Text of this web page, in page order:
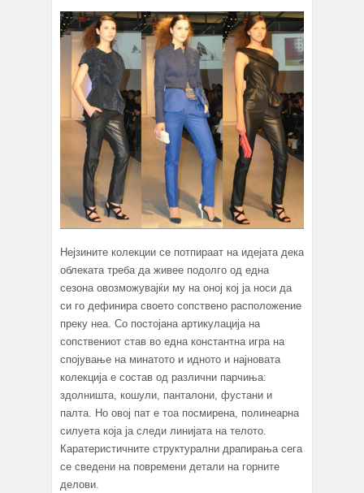
Нејзините колекции се потпираат на идејата дека
облеката треба да живее подолго од една
сезона овозможувајќи му на оној кој ја носи да
си го дефинира своето сопствено расположение
преку неа. Со постојана артикулација на
сопствениот став во една константна игра на
спојување на минатото и идното и најновата
колекција е состав од различни парчиња:
здолништа, кошули, панталони, фустани и
палта. Но овој пат е тоа посмирена, полинеарна
силуета која ја следи линијата на телото.
Каратеристичните структурални драпирања сега
се сведени на повремени детали на горните
делови.